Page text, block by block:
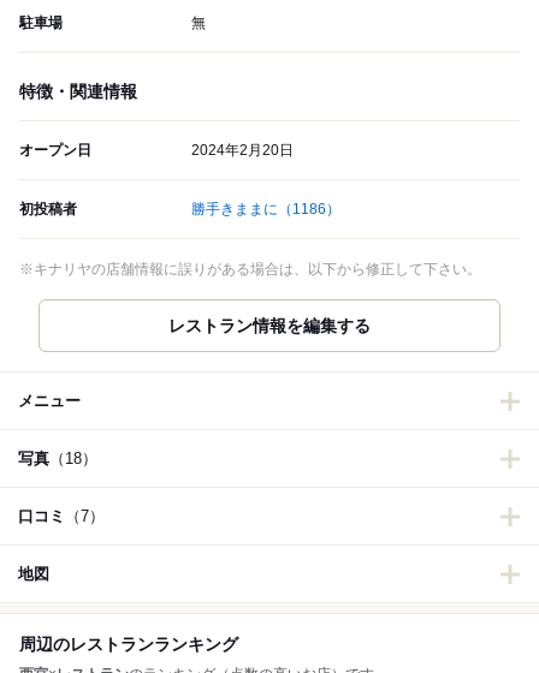
駐車場 無
特徴・関連情報
オープン日 2024年2月20日
初投稿者 勝手きままに （1186）
※キナリヤの店舗情報に誤りがある場合は、以下から修正して下さい。
レストラン情報を編集する
メニュー
写真 （18）
口コミ （7）
地図
周辺のレストランランキング